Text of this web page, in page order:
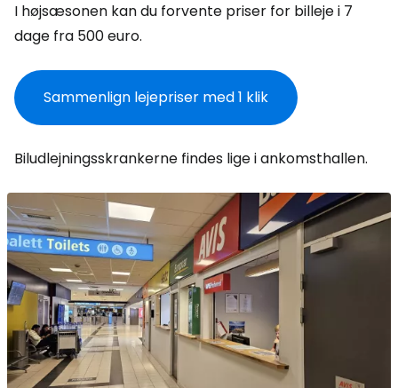
I højsæsonen kan du forvente priser for billeje i 7
dage fra 500 euro.
Sammenlign lejepriser med 1 klik
Biludlejningsskrankerne findes lige i ankomsthallen.